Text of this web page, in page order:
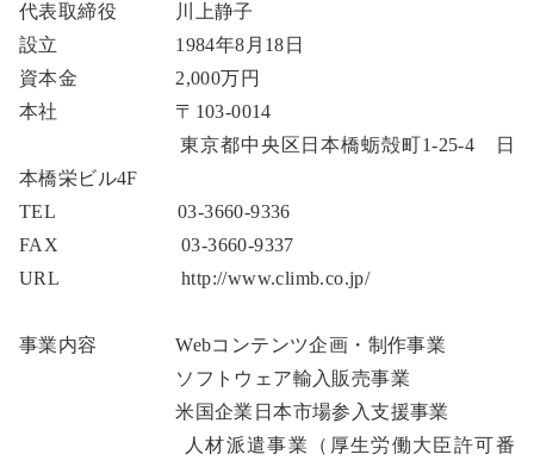
代表取締役 川上静子
設立 1984年8月18日
資本金 2,000万円
本社 〒103-0014
東京都中央区日本橋蛎殻町1-25-4 日
本橋栄ビル4F
TEL 03-3660-9336
FAX 03-3660-9337
URL http://www.climb.co.jp/
事業内容 Webコンテンツ企画・制作事業
ソフトウェア輸入販売事業
米国企業日本市場参入支援事業
人材派遣事業（厚生労働大臣許可番